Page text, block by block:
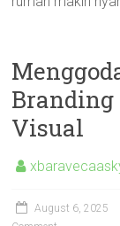
Branding
Visual
August 6, 2025